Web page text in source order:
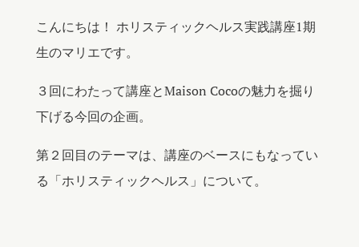
こんにちは！ ホリスティックヘルス実践講座1期
生のマリエです。
３ 回にわたって講座とMaison Cocoの魅力を掘り
下げる今回の企画。
第２回目のテーマは、講座のベースにもなってい
る「ホリスティックヘルス」について。